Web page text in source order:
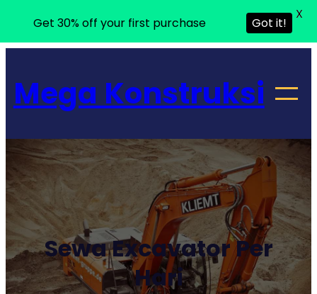
konten
Mega Konstruksi
Sewa Excavator Per
Hari
Get 30% off your first purchase Got it!
X